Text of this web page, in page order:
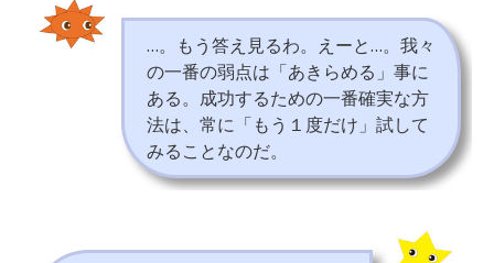
…。もう答え見るわ。えーと…。我々
の一番の弱点は「あきらめる」事に
ある。成功するための一番確実な方
法は、常に「もう１度だけ」試して
みることなのだ。